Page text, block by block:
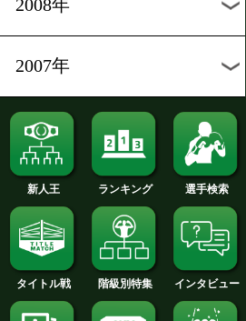
2012年
2011年
2010年
2009年